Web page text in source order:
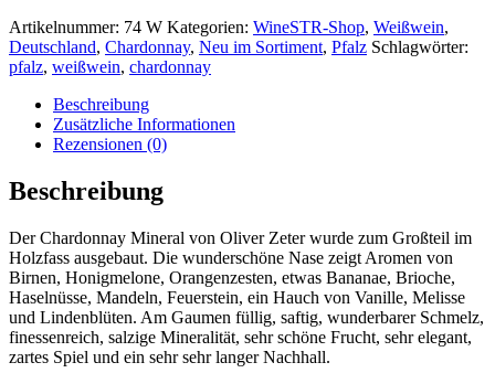
QbA
2021
0,75l
Artikelnummer: 74 W Kategorien: WineSTR-Shop, Weißwein,
Deutschland, Chardonnay, Neu im Sortiment, Pfalz Schlagwörter:
pfalz, weißwein, chardonnay
Beschreibung
Zusätzliche Informationen
Rezensionen (0)
Beschreibung
Der Chardonnay Mineral von Oliver Zeter wurde zum Großteil im
Holzfass ausgebaut. Die wunderschöne Nase zeigt Aromen von
Birnen, Honigmelone, Orangenzesten, etwas Bananae, Brioche,
Haselnüsse, Mandeln, Feuerstein, ein Hauch von Vanille, Melisse
und Lindenblüten. Am Gaumen füllig, saftig, wunderbarer Schmelz,
finessenreich, salzige Mineralität, sehr schöne Frucht, sehr elegant,
zartes Spiel und ein sehr sehr langer Nachhall.